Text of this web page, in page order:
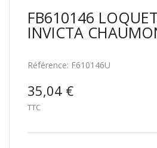
FB610146
INVICTA
Référence: F610146U
35,04 €
TTC